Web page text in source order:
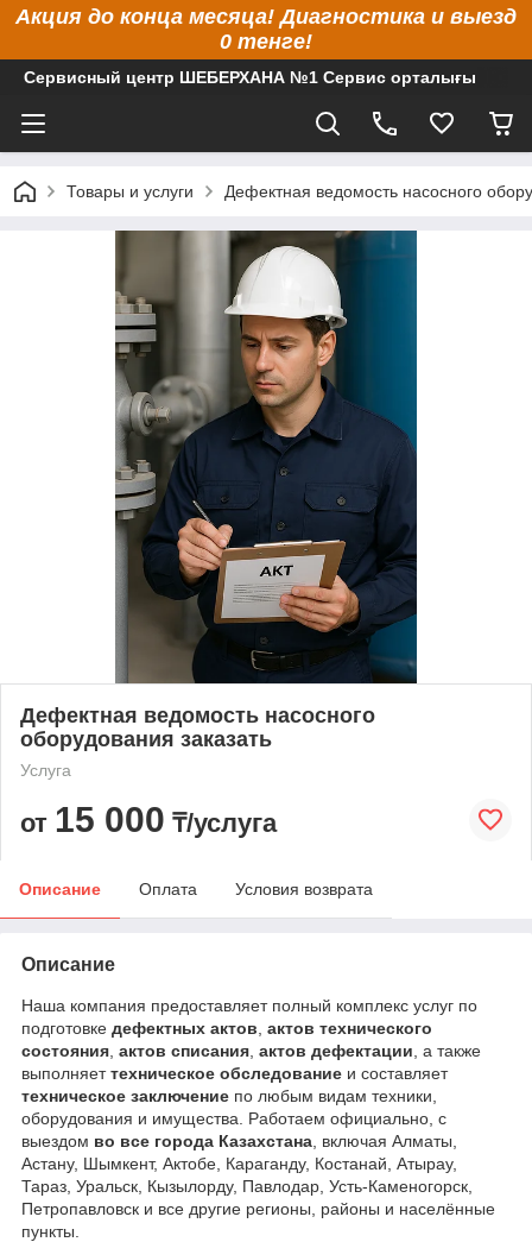
Акция до конца месяца! Диагностика и выезд
0 тенге!
Сервисный центр ШЕБЕРХАНА №1 Сервис орталығы
Товары и услуги Дефектная ведомость насосного
Дефектная ведомость насосного
оборудования заказать
Услуга
от 15 000 ₸/услуга
Описание Оплата Условия возврата
Описание
Наша компания предоставляет полный комплекс услуг по
подготовке дефектных актов актов технического
состояния актов списания актов дефектации , а также
выполняеттехническое обследование и составляет
техническое заключение по любым видам техники,
оборудования и имущества. Работаем официально, с
выездом во все города Казахстана , включая Алматы,
Астану, Шымкент, Актобе, Караганду, Костанай, Атырау,
Тараз, Уральск, Кызылорду, Павлодар, Усть-Каменогорск,
Петропавловск и все другие регионы, районы и населённые
пункты.